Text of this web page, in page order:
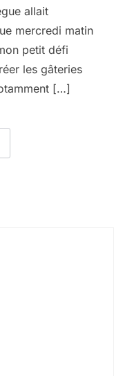
allait
mercredi matin
petit défi
les gâteries
[…]